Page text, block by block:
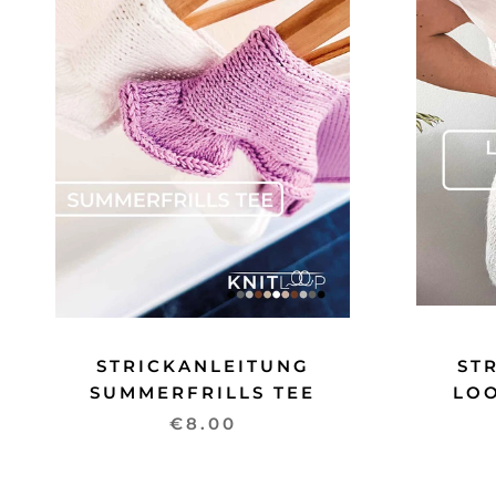
STRICKANLEITUNG
SUMMERFRILLS TEE
€8.00